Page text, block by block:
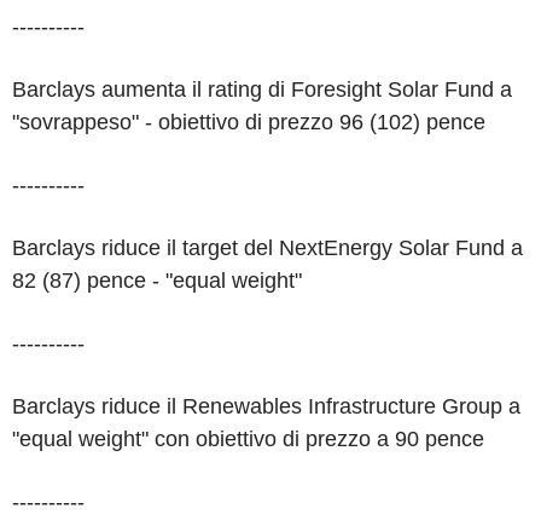
----------
Barclays aumenta il rating di Foresight Solar Fund a
"sovrappeso" - obiettivo di prezzo 96 (102) pence
----------
Barclays riduce il target del NextEnergy Solar Fund a
82 (87) pence - "equal weight"
----------
Barclays riduce il Renewables Infrastructure Group a
"equal weight" con obiettivo di prezzo a 90 pence
----------